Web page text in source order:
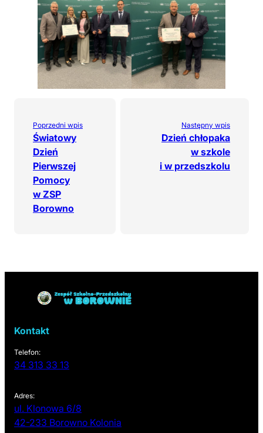
Poprzedni wpis
Światowy
Dzień
Pierwszej
Pomocy
w ZSP
Borowno
Następny wpis
Dzień chłopaka
w szkole
i w przedszkolu
Kontakt
Telefon:
34 313 33 13
Adres:
ul. Klonowa 6/8
42-233 Borowno Kolonia